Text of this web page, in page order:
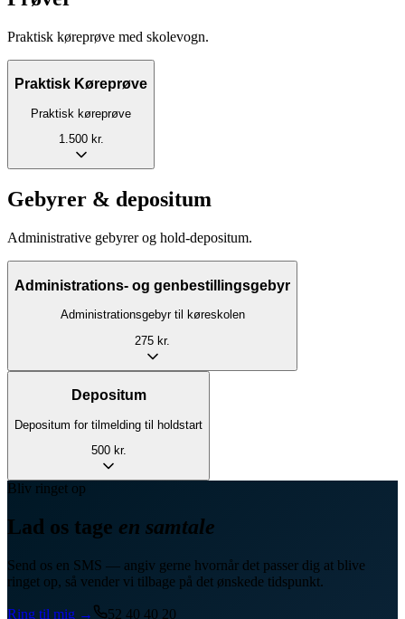
Praktisk køreprøve med skolevogn.
Praktisk Køreprøve
Praktisk køreprøve
1.500 kr.
Gebyrer & depositum
Administrative gebyrer og hold-depositum.
Administrations- og genbestillingsgebyr
Administrationsgebyr til køreskolen
275 kr.
Depositum
Depositum for tilmelding til holdstart
500 kr.
Bliv ringet op
Lad os tage en samtale
Send os en SMS — angiv gerne hvornår det passer dig at blive
ringet op, så vender vi tilbage på det ønskede tidspunkt.
Ring til mig → 52 40 40 20